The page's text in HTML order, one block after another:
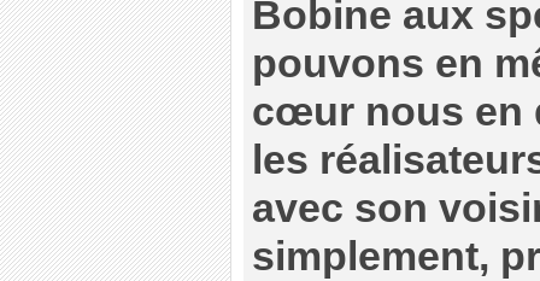
Bobine aux
pouvons en
cœur nous en
les
avec son
simplement,